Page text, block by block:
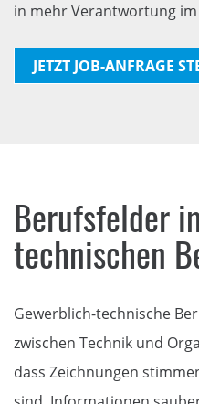
in mehr Verantwortung im
JETZT JOB-ANFRAGE
Berufsfelder
technischen
Gewerblich-technische
zwischen Technik und
dass Zeichnungen